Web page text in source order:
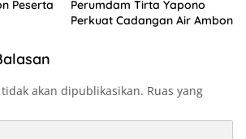
Peserta
Perumdam Tirta Yapono
Perkuat Cadangan Air Ambon
akan dipublikasikan. Ruas yang